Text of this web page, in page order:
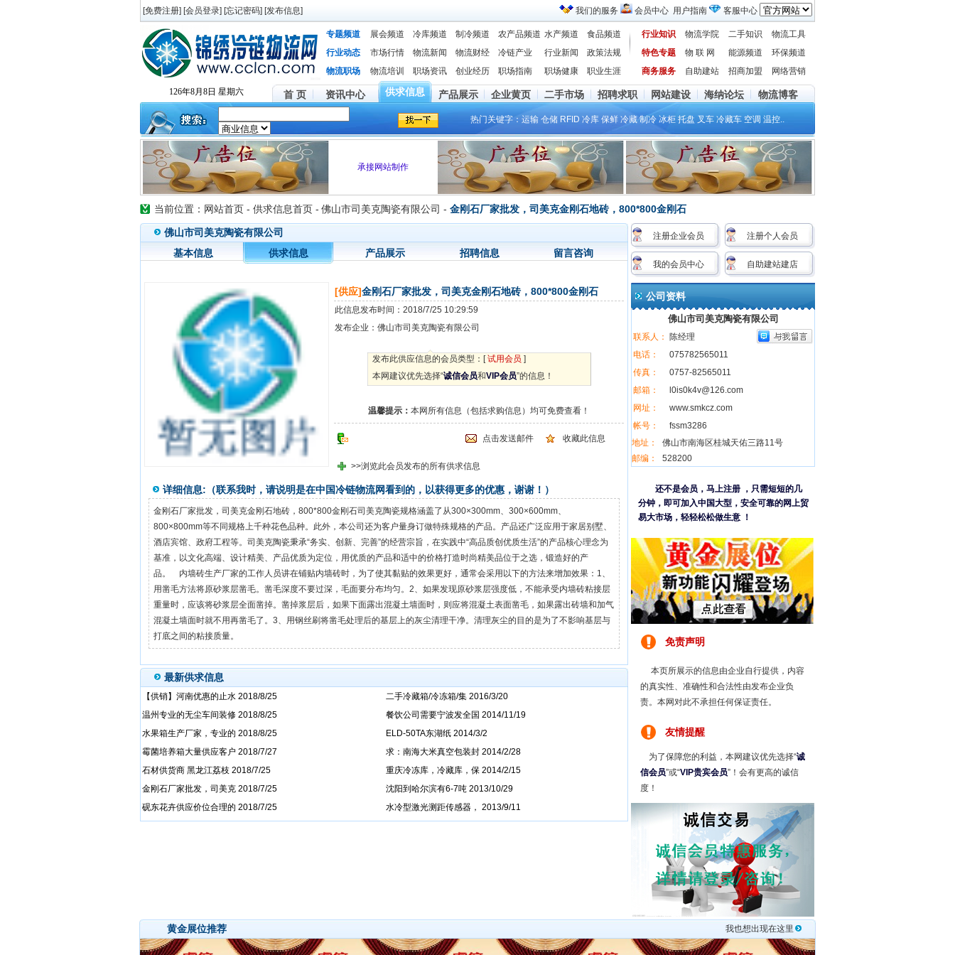
[免费注册] [会员登录] [忘记密码] [发布信息] 我们的服务 会员中心 用户指南 客服中心
专题频道 展会频道 冷库频道 制冷频道 农产品频道 水产频道 食品频道 行业知识 物流学院 二手知识
物流工具
行业动态
市场行情 物流新闻 物流财经 冷链产业 行业新闻 政策法规 特色专题 物 联 网 能源频道
环保频道
物流职场
物流培训 职场资讯 创业经历 职场指南 职场健康 职业生涯 商务服务 自助建站 招商加盟 网络营销
126年8月8日 星期六 首 页 资讯中心 供求信息 产品展示 企业黄页 二手市场 招聘求职 网站建设 海纳论坛 物流博客
热门关键字： 运输 仓储 RFID 冷库 保鲜 冷藏 制冷 冰柜 托盘 叉车 冷藏车 空调 温控..
承接网站制作
当前位置： 网站首页 - 供求信息首页 - 佛山市司美克陶瓷有限公司 - 金刚石厂家批发，司美克金刚石地砖，800*800金刚石
佛山市司美克陶瓷有限公司
基本信息
供求信息 产品展示 招聘信息 留言咨询
[供应]金刚石厂家批发，司美克金刚石地砖，800*800金刚石
此信息发布时间：2018/7/25 10:29:59
发布企业：佛山市司美克陶瓷有限公司
发布此供应信息的会员类型：[试用会员 ]
本网建议优先选择“诚信会员和VIP会员”的信息！
温馨提示： 本网所有信息（包括求购信息）均可免费查看！
点击发送邮件 收藏此信息
>>浏览此会员发布的所有供求信息
详细信息:（联系我时，请说明是在中国冷链物流网看到的，以获得更多的优惠，谢谢！）
金刚石厂家批发，司美克金刚石地砖，800*800金刚石司美克陶瓷规格涵盖了从300×300mm、300×600mm、
800×800mm等不同规格上千种花色品种。此外，本公司还为客户量身订做特殊规格的产品。产品还广泛应用于家居别墅、
酒店宾馆、政府工程等。司美克陶瓷秉承“务实、创新、完善”的经营宗旨，在实践中“高品质创优质生活”的产品核心理念为
基准，以文化高端、设计精美、产品优质为定位，用优质的产品和适中的价格打造时尚精美品位于之选，锻造好的产
品。 内墙砖生产厂家的工作人员讲在铺贴内墙砖时，为了使其黏贴的效果更好，通常会采用以下的方法来增加效果：1、
用凿毛方法将原砂浆层凿毛。凿毛深度不要过深，毛面要分布均匀。2、如果发现原砂浆层强度低，不能承受内墙砖粘接层
重量时，应该将砂浆层全面凿掉。凿掉浆层后，如果下面露出混凝土墙面时，则应将混凝土表面凿毛，如果露出砖墙和加气
混凝土墙面时就不用再凿毛了。3、用钢丝刷将凿毛处理后的基层上的灰尘清理干净。清理灰尘的目的是为了不影响基层与
打底之间的粘接质量。
最新供求信息
注册企业会员 注册个人会员
我的会员中心 自助建站建店
公司资料
佛山市司美克陶瓷有限公司
联系人：
陈经理
电话：
075782565011
传真：
0757-82565011
邮箱：
l0is0k4v@126.com
网址：
www.smkcz.com
帐号：
fssm3286
地址：
佛山市南海区桂城天佑三路11号
邮编：
528200
还不是会员，马上注册 ，只需短短的几
分钟，即可加入中国大型，安全可靠的网上贸
易大市场，轻轻松松做生意 ！
免责声明
本页所展示的信息由企业自行提供，内容
的真实性、准确性和合法性由发布企业负
责。本网对此不承担任何保证责任。
友情提醒
为了保障您的利益，本网建议优先选择“诚
信会员”或“VIP贵宾会员”！会有更高的诚信
度！
黄金展位推荐 我也想出现在这里